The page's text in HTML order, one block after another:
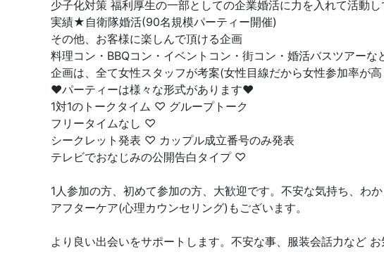
少子化対策 福利厚生の一部としての企業婚活に力を入れて活動
実績★自衛隊婚活(90名規模パーティー開催)
その他、お客様に楽しんで頂ける企画
料理コン・BBQコン・イベントコン・街コン・婚活バスツアーな
企画は、全て女性スタッフが考案(女性目線だから女性参加率が
❤︎パーティーは様々な形式があります❤︎
1対1のトークタイム ♡ グループトーク
フリータイムなし ♡
シークレット発表 ♡ カップル成立番号のみ発表
テレビでおなじみの公開告白タイプ ♡
1人参加の方、初めて参加の方、大歓迎です。不安な気持ち、わ
アフターケア(心理カウンセリング)もございます。
より良い出会いをサポートします。不安な事、服装会話力など お